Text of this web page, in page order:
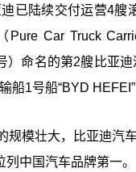
已陆续交付运营4艘
Pure Car Truck
）命名的第2艘比亚
船1号船“BYD
规模壮大，比亚迪汽
中国汽车品牌第一。